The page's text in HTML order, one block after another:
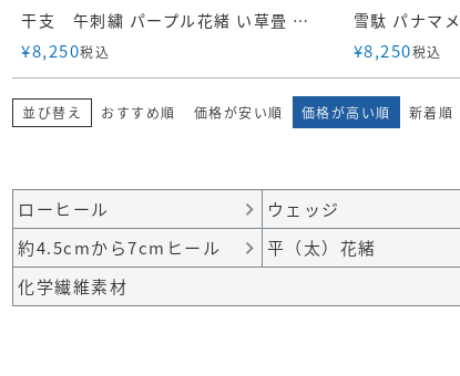
干支 午刺繍 パープル花緒 い草畳 雪駄【メンズ】｜H61 紫
¥8,250税込 ¥8,250税込
並び替え おすすめ順 価格が安い順 価格が高い順 新着順
ローヒール
ウェッジ
約4.5cmから7cmヒール
平（太）花緒
化学繊維素材